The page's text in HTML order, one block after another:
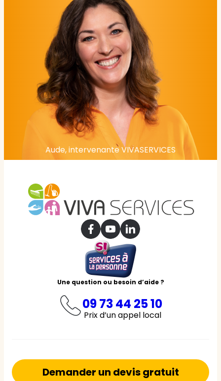
Aude, intervenante VIVASERVICES
Une question ou besoin d’aide ?
09 73 44 25 10
Prix d’un appel local
Demander un devis gratuit